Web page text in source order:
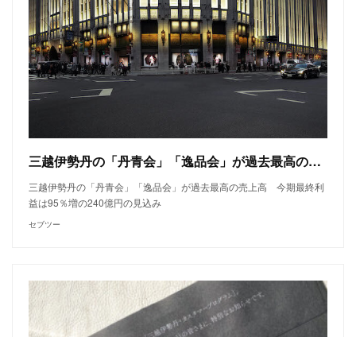
三越伊勢丹の「丹青会」「逸品会」が過去最高の売上高 今期最終利益は95％増の240億円の見込み
三越伊勢丹の「丹青会」「逸品会」が過去最高の売上高 今期最終利
益は95％増の240億円の見込み
セブツー